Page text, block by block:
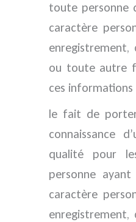
toute personne
caractère
enregistrement,
ou toute autre
ces informations
le fait de
connaissance
qualité pour
personne
caractère
enregistrement,